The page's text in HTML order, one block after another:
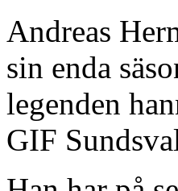
Andreas
sin enda
legenden
GIF